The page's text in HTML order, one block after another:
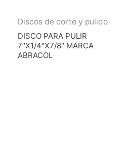
Discos de corte y pulido
DISCO PARA PULIR
7″X1/4″X7/8″ MARCA
ABRACOL